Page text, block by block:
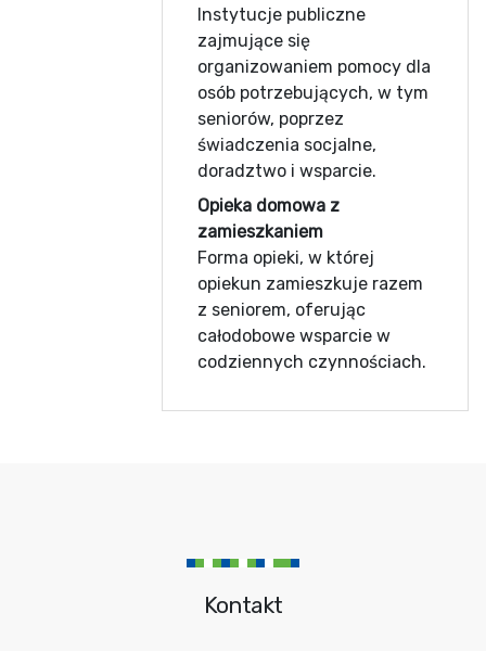
Instytucje publiczne
zajmujące się
organizowaniem pomocy dla
osób potrzebujących, w tym
seniorów, poprzez
świadczenia socjalne,
doradztwo i wsparcie.
Opieka domowa z
zamieszkaniem
Forma opieki, w której
opiekun zamieszkuje razem
z seniorem, oferując
całodobowe wsparcie w
codziennych czynnościach.
Kontakt